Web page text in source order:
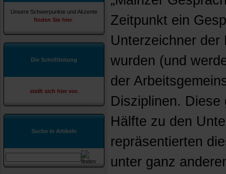
Unsere Schwerpunkte und Akzente
finden Sie hier
Die Schriftleitung
stellt sich hier vor.
Suche in Artikeln
Zeitpunkt ein
Unterzeichner der
wurden (und
der
Disziplinen. Diese
Hälfte zu den
repräsentierten
unter ganz